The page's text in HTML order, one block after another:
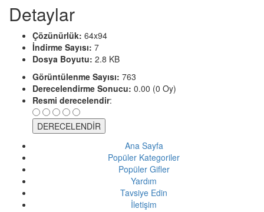
Detaylar
Çözünürlük: 64x94
İndirme Sayısı: 7
Dosya Boyutu: 2.8 KB
Görüntülenme Sayısı: 763
Derecelendirme Sonucu: 0.00 (0 Oy)
Resmi derecelendir:
Ana Sayfa
Popüler Kategoriler
Popüler Gifler
Yardım
Tavsiye Edin
İletişim